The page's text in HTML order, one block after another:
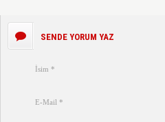
SENDE YORUM YAZ